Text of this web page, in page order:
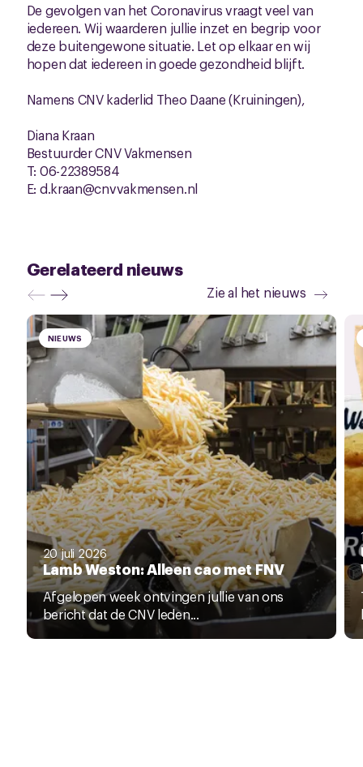
De gevolgen van het Coronavirus vraagt veel van
iedereen. Wij waarderen jullie inzet en begrip voor
deze buitengewone situatie. Let op elkaar en wij
hopen dat iedereen in goede gezondheid blijft.
Namens CNV kaderlid Theo Daane (Kruiningen),
Diana Kraan
Bestuurder CNV Vakmensen
T: 06-22389584
E: d.kraan@cnvvakmensen.nl
Gerelateerd nieuws
Zie al het nieuws
NIEUWS
20 juli 2026
Lamb Weston: Alleen cao met FNV
Afgelopen week ontvingen jullie van ons
bericht dat de CNV leden...